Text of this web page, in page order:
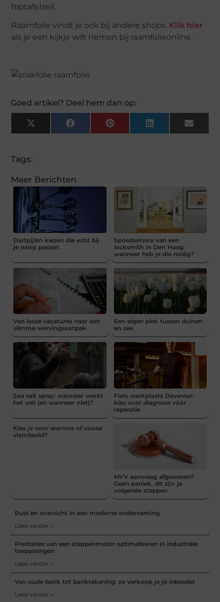
hiptafelzeil.
Raamfolie vindt je ook bij andere shops. Klik hier
als je een kijkje wilt nemen bij raamfolieonline.
Goed artikel? Deel hem dan op:
X
(Twitter)
FacebookPinterestLinkedInEmail
Tags:
Meer Berichten
Dartpijlen kiezen die echt bij
je worp passen
Spoedservice van een
locksmith in Den Haag:
wanneer heb je die nodig?
Van losse vacatures naar een
slimme wervingsaanpak
Een eigen plek tussen duinen
en zee
Sea salt spray: wanneer werkt
het wél (en wanneer niet)?
Fiets werkplaats Deventer:
kies voor diagnose vóór
reparatie
Kies je voor warmte of vooral
vlambeeld?
MVV aanvraag afgewezen?
Geen paniek, dit zijn je
volgende stappen
Rust en overzicht in een moderne onderneming
Lees verder »
Prestaties van een stappenmotor optimaliseren in industriële
toepassingen
Lees verder »
Van oude bank tot bankrekening: zo verkoop je je inboedel
Lees verder »